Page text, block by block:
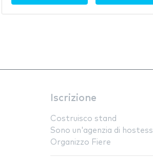
Iscrizione
Costruisco stand
Sono un'agenzia di hostess
Organizzo Fiere